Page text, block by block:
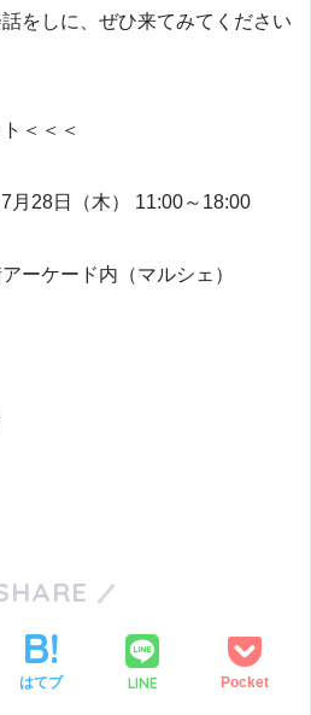
をしに、ぜひ来てみてください
＜＜＜
月28日（木） 11:00～18:00
ーケード内（マルシェ）
はてブ LINE Pocket